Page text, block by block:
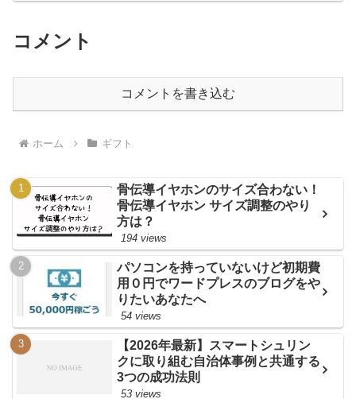
コメント
コメントを書き込む
ホーム ギフト
骨伝導イヤホンのサイズ合わない！
骨伝導イヤホン サイズ調整のやり
方は？
194 views
パソコンを持っていないけど初期費
用０円でワードプレスのブログをや
りたいあなたへ
54 views
【2026年最新】スマートシュリン
クに取り組む自治体事例と共通する
3つの成功法則
53 views